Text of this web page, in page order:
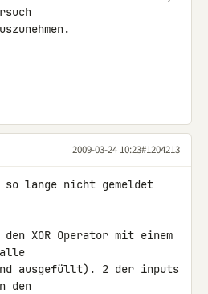
2009-03-24 10:23#1204213
lange nicht gemeldet
XOR Operator mit einem
ausgefüllt). 2 der inputs
den